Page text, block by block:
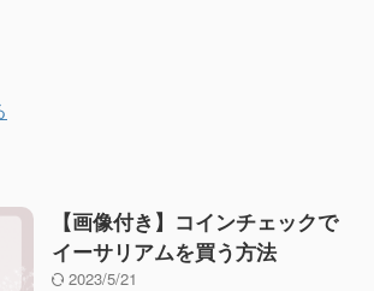
【画像付き】コインチェックで
イーサリアムを買う方法
2023/5/21